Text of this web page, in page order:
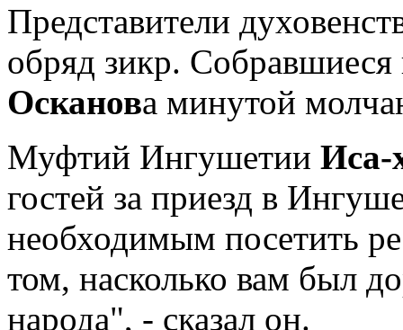
Представители
обряд зикр.
Осканова минутой
Муфтий Ингушетии Иса-
гостей за приезд в
необходимым посетить
том, насколько вам был
народа", - сказал он.